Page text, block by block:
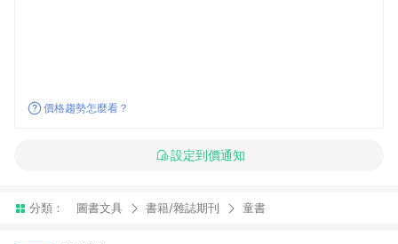
價格趨勢怎麼看？
設定到價通知
分類： 圖書文具 書籍/雜誌期刊 童書